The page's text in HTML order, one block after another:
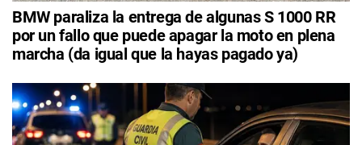
BMW paraliza la entrega de algunas S 1000 RR
por un fallo que puede apagar la moto en plena
marcha (da igual que la hayas pagado ya)